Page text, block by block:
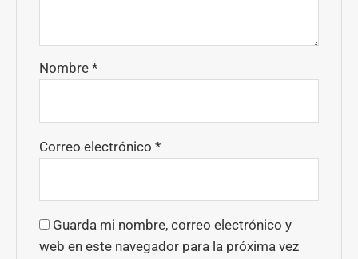
Nombre*
Correo electrónico*
Guarda mi nombre, correo electrónico y
web en este navegador para la próxima vez